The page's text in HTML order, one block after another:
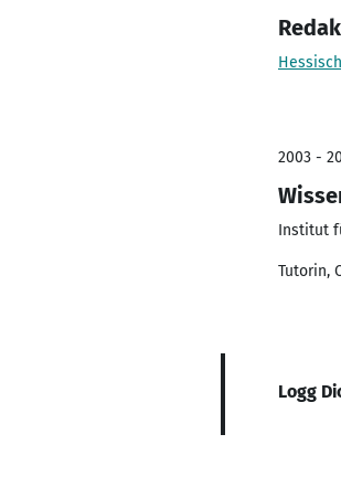
2003 -
Institut
Tutorin,
Logg